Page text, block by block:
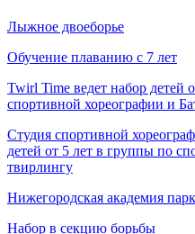
Лыжное двоеборье
Обучение плаванию с 7 лет
Twirl Time ведет набор детей
спортивной хореографии и
Студия спортивной
детей от 5 лет в группы по
твирлингу
Нижегородская академия
Набор в секцию борьбы